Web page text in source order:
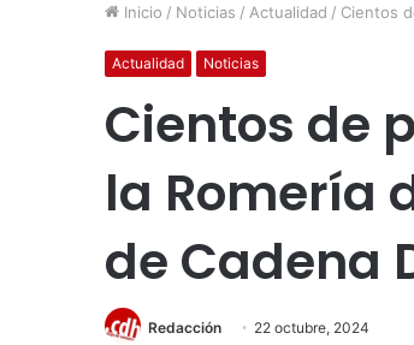
Inicio / Noticias / Actualidad / Cientos
Actualidad Noticias
Cientos de
la Romería
de Cadena
Redacción 22 octubre, 2024